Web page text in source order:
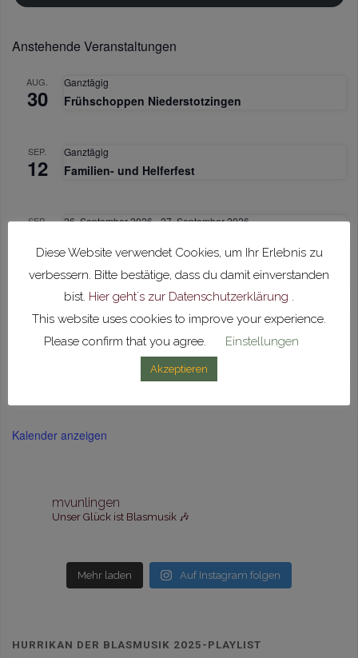
Anstehende Veranstaltungen
AUG.
30
Ganztägig
Frühschoppen Niederstotzingen
SEP.
12
Ganztägig
Familien- und Helferfest
SEP. 26. September 2026-27. September 2026
7. November 2026 8. November 2026
Vorspielnachmittag
Kalender anzeigen
mvunlingen
Unser Glück ist Blasmusik 🎶
Mehr laden Auf Instagram folgen
HURRIKAN DER BLASMUSIK 2025-PLAYLIST
Diese Website verwendet Cookies, um Ihr Erlebnis zu
verbessern. Bitte bestätige, dass du damit einverstanden
bist. Hier geht´s zur Datenschutzerklärung .
This website uses cookies to improve your experience.
Please confirm that you agree.
Einstellungen
Akzeptieren